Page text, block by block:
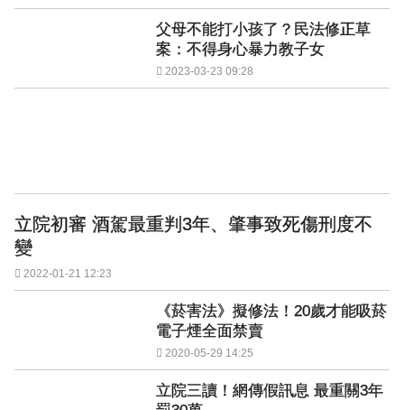
父母不能打小孩了？民法修正草
案：不得身心暴力教子女
2023-03-23 09:28
立院初審 酒駕最重判3年、肇事致死傷刑度不
變
2022-01-21 12:23
《菸害法》擬修法！20歲才能吸菸
電子煙全面禁賣
2020-05-29 14:25
立院三讀！網傳假訊息 最重關3年